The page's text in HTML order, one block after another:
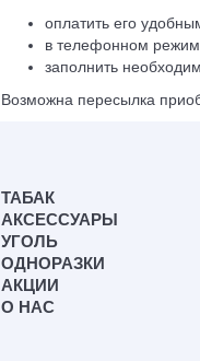
оплатить его
в телефонном
заполнить
Возможна пересылка
ТАБАК
АКСЕССУАРЫ
УГОЛЬ
ОДНОРАЗКИ
АКЦИИ
О НАС